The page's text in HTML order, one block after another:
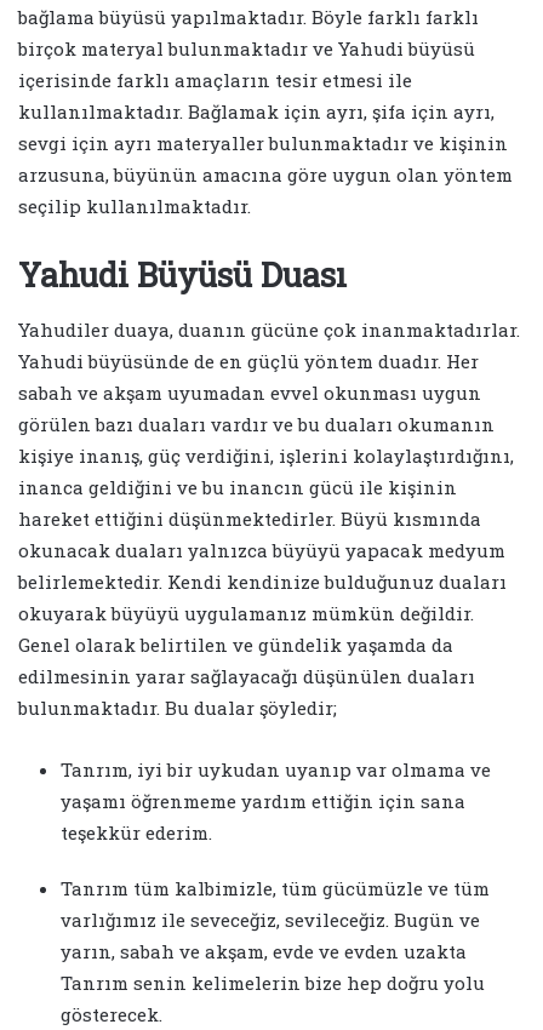
bağlama büyüsü yapılmaktadır. Böyle farklı farklı
birçok materyal bulunmaktadır ve Yahudi büyüsü
içerisinde farklı amaçların tesir etmesi ile
kullanılmaktadır. Bağlamak için ayrı, şifa için ayrı,
sevgi için ayrı materyaller bulunmaktadır ve kişinin
arzusuna, büyünün amacına göre uygun olan yöntem
seçilip kullanılmaktadır.
Yahudi Büyüsü Duası
Yahudiler duaya, duanın gücüne çok inanmaktadırlar.
Yahudi büyüsünde de en güçlü yöntem duadır. Her
sabah ve akşam uyumadan evvel okunması uygun
görülen bazı duaları vardır ve bu duaları okumanın
kişiye inanış, güç verdiğini, işlerini kolaylaştırdığını,
inanca geldiğini ve bu inancın gücü ile kişinin
hareket ettiğini düşünmektedirler. Büyü kısmında
okunacak duaları yalnızca büyüyü yapacak medyum
belirlemektedir. Kendi kendinize bulduğunuz duaları
okuyarak büyüyü uygulamanız mümkün değildir.
Genel olarak belirtilen ve gündelik yaşamda da
edilmesinin yarar sağlayacağı düşünülen duaları
bulunmaktadır. Bu dualar şöyledir;
Tanrım, iyi bir uykudan uyanıp var olmama ve
yaşamı öğrenmeme yardım ettiğin için sana
teşekkür ederim.
Tanrım tüm kalbimizle, tüm gücümüzle ve tüm
varlığımız ile seveceğiz, sevileceğiz. Bugün ve
yarın, sabah ve akşam, evde ve evden uzakta
Tanrım senin kelimelerin bize hep doğru yolu
gösterecek.